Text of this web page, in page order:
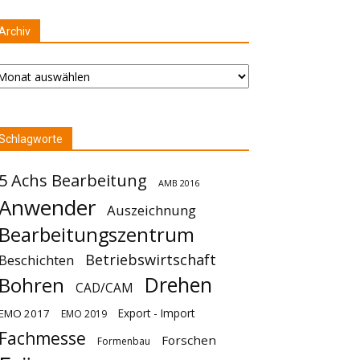
Achs Bearbeitung AMB 2016
Auszeichnung
Betriebswirtschaft
CAD/CAM Drehen
2017 EMO 2019 Export - Import
Formenbau Forschen